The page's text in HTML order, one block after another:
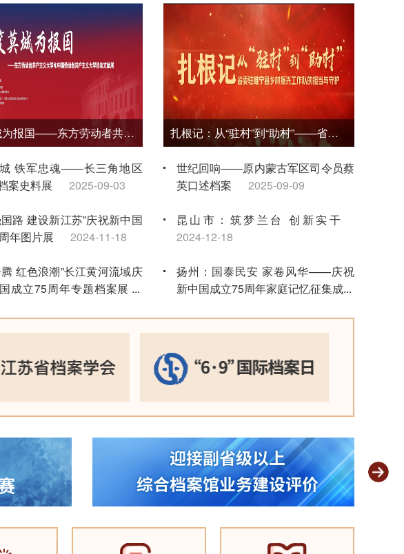
文脉华章——江苏省中
作品移交展”在省档案
负笈莫城为报国——东方劳动者共产主义大学和中国劳动者共产主义大学档案文献展
铁军忠魂——长三角地区
案史料展
2025-09-03
路 建设新江苏”庆祝新中国
年图片展
2024-11-18
红色浪潮”长江黄河流域庆
成立75周年专题档案展 ...
年长三角档案联展
30
扎根记：从“驻村”到“助村”——省委驻睢宁县乡村振兴工作队的担当与守护
世纪回响——原内蒙古军区司令员蔡
英口述档案
2025-09-09
昆山市：筑梦兰台 创新实干
2024-12-18
扬州：国泰民安 家卷风华——庆祝
新中国成立75周年家庭记忆征集成果
...